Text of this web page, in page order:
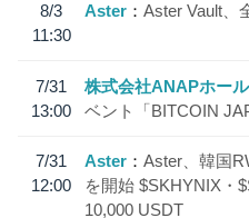
8/3
11:30
Aster Aster Vault、
7/31
13:00
株式会社ANAPホー
ベント「BITCOIN
7/31
12:00
Aster
Aster、韓国
を開始 $SKHYNIX・
10,000 USDT